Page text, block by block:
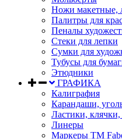
Ножи макетные,
Палитры для
Пеналы
Стеки для лепки
Сумки для
Тубусы для
Этюдники
ГРАФИКА
Калиграфия
Карандаши,
Ластики,
Линеры
Маркеры TM